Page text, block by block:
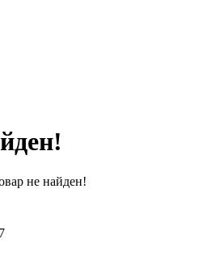
не найден!